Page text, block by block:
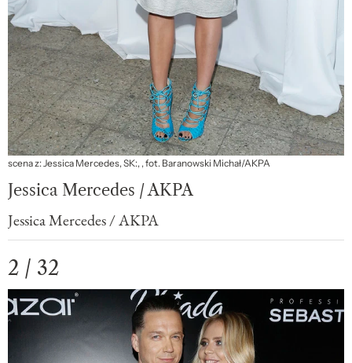
scena z: Jessica Mercedes, SK:, , fot. Baranowski Michał/AKPA
Jessica Mercedes / AKPA
Jessica Mercedes / AKPA
2 / 32